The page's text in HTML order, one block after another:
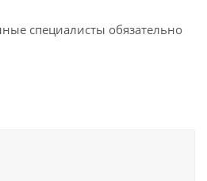
специалисты обязательно